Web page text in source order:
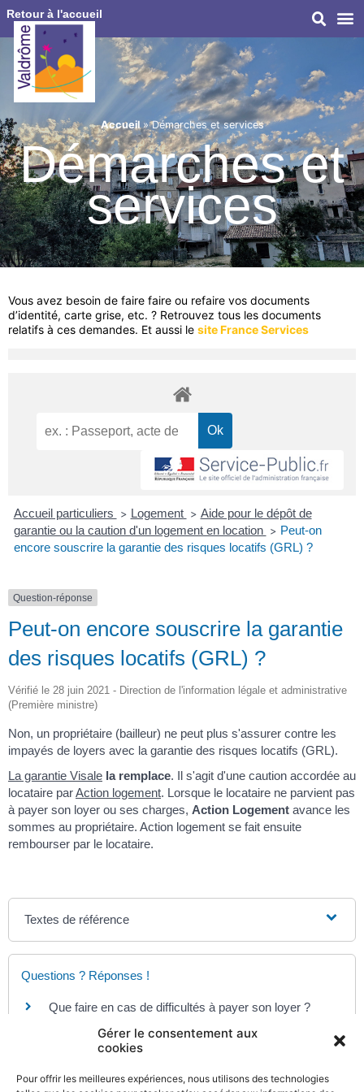
Gérer le consentement aux
cookies
Pour offrir les meilleures expériences, nous utilisons des technologies
Retour à l'accueil
Accueil»Démarches et services
Démarches et
services
Vous avez besoin de faire faire ou refaire vos documents
d’identité, carte grise, etc. ? Retrouvez tous les documents
relatifs à ces demandes. Et aussi le site France Services
Accueil particuliers > Logement > Aide pour le dépôt de
garantie ou la caution d'un logement en location > Peut-on
encore souscrire la garantie des risques locatifs (GRL) ?
Question-réponse
Peut-on encore souscrire la garantie
des risques locatifs (GRL) ?
Vérifié le 28 juin 2021 - Direction de l'information légale et administrative
(Première ministre)
Non, un propriétaire (bailleur) ne peut plus s'assurer contre les
impayés de loyers avec la garantie des risques locatifs (GRL).
La garantie Visale la remplace. Il s'agit d'une caution accordée au
locataire parAction logement. Lorsque le locataire ne parvient pas
à payer son loyer ou ses charges, Action Logement avance les
sommes au propriétaire. Action logement se fait ensuite
rembourser par le locataire.
Textes de référence
Questions ? Réponses !
Que faire en cas de difficultés à payer son loyer ?